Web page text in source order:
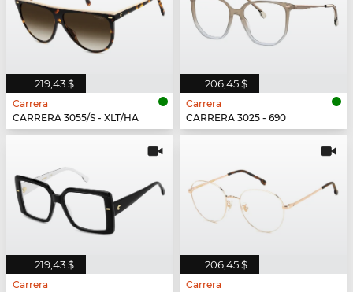
219,43 $
Carrera
CARRERA 3055/S - XLT/HA
206,45 $
Carrera
CARRERA 3025 - 690
219,43 $
Carrera
206,45 $
Carrera